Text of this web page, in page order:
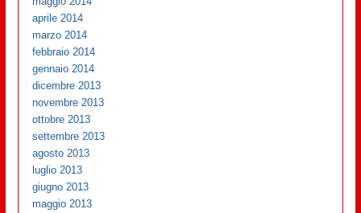
aprile 2014
marzo 2014
febbraio 2014
gennaio 2014
dicembre 2013
novembre 2013
ottobre 2013
settembre 2013
agosto 2013
luglio 2013
giugno 2013
maggio 2013